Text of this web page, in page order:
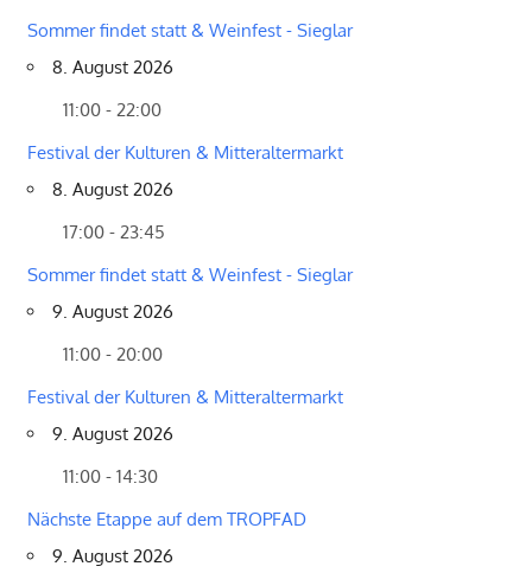
Sommer findet statt & Weinfest - Sieglar
8. August 2026
11:00 - 22:00
Festival der Kulturen & Mitteraltermarkt
8. August 2026
17:00 - 23:45
Sommer findet statt & Weinfest - Sieglar
9. August 2026
11:00 - 20:00
Festival der Kulturen & Mitteraltermarkt
9. August 2026
11:00 - 14:30
Nächste Etappe auf dem TROPFAD
9. August 2026